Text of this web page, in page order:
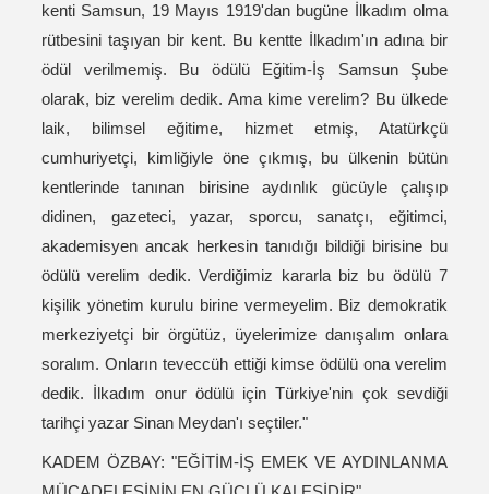
kenti Samsun, 19 Mayıs 1919'dan bugüne İlkadım olma
rütbesini taşıyan bir kent. Bu kentte İlkadım'ın adına bir
ödül verilmemiş. Bu ödülü Eğitim-İş Samsun Şube
olarak, biz verelim dedik. Ama kime verelim? Bu ülkede
laik, bilimsel eğitime, hizmet etmiş, Atatürkçü
cumhuriyetçi, kimliğiyle öne çıkmış, bu ülkenin bütün
kentlerinde tanınan birisine aydınlık gücüyle çalışıp
didinen, gazeteci, yazar, sporcu, sanatçı, eğitimci,
akademisyen ancak herkesin tanıdığı bildiği birisine bu
ödülü verelim dedik. Verdiğimiz kararla biz bu ödülü 7
kişilik yönetim kurulu birine vermeyelim. Biz demokratik
merkeziyetçi bir örgütüz, üyelerimize danışalım onlara
soralım. Onların teveccüh ettiği kimse ödülü ona verelim
dedik. İlkadım onur ödülü için Türkiye'nin çok sevdiği
tarihçi yazar Sinan Meydan'ı seçtiler."
KADEM ÖZBAY: "EĞİTİM-İŞ EMEK VE AYDINLANMA